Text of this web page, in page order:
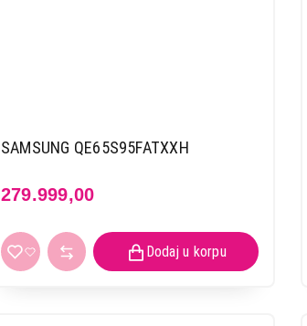
SAMSUNG QE65S95FATXXH
279.999,00